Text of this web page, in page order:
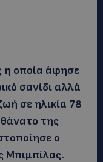
η οποία άφησε
σανίδι αλλά
σε ηλικία 78
της
ο
Μπιμπίλας.